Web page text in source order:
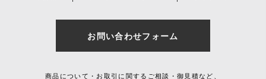
お問い合わせフォーム
商品について・お取引に関するご相談・御見積など、